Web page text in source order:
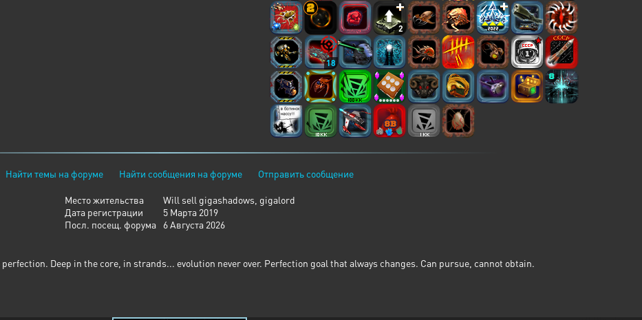
2
18
Найти темы на форуме Найти сообщения на форуме Отправить сообщение
Место жительства
Will sell gigashadows, gigalord
Дата регистрации
5 Марта 2019
Посл. посещ. форума
6 Августа 2026
Deep in the core, in strands... evolution never over. Perfection goal that always changes. Can pursue, cannot obtain.